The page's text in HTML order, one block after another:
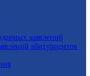
заявлений
абитуриентов